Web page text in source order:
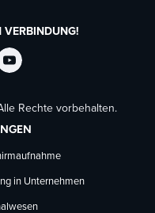
VERBINDUNG!
TechSmith
auf
YouTube
folgen
Rechte vorbehalten.
in Unternehmen